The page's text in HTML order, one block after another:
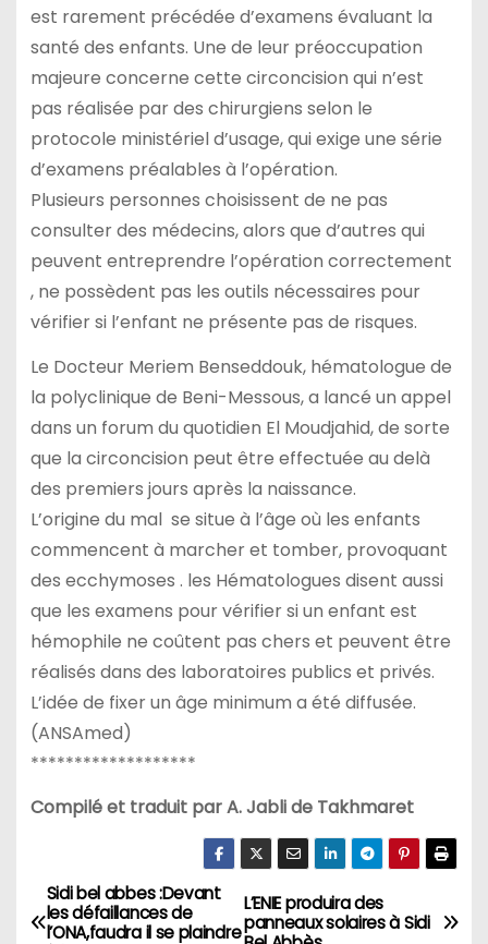
est rarement précédée d’examens évaluant la
santé des enfants. Une de leur préoccupation
majeure concerne cette circoncision qui n’est
pas réalisée par des chirurgiens selon le
protocole ministériel d’usage, qui exige une série
d’examens préalables à l’opération.
Plusieurs personnes choisissent de ne pas
consulter des médecins, alors que d’autres qui
peuvent entreprendre l’opération correctement
, ne possèdent pas les outils nécessaires pour
vérifier si l’enfant ne présente pas de risques.
Le Docteur Meriem Benseddouk, hématologue de
la polyclinique de Beni-Messous, a lancé un appel
dans un forum du quotidien El Moudjahid, de sorte
que la circoncision peut être effectuée au delà
des premiers jours après la naissance.
L’origine du mal se situe à l’âge où les enfants
commencent à marcher et tomber, provoquant
des ecchymoses . les Hématologues disent aussi
que les examens pour vérifier si un enfant est
hémophile ne coûtent pas chers et peuvent être
réalisés dans des laboratoires publics et privés.
L’idée de fixer un âge minimum a été diffusée.
(ANSAmed)
*******************
Compilé et traduit par A. Jabli de Takhmaret
N
L’ENIE produira des
panneaux solaires à Sidi
Sidi bel abbes :Devant
les défaillances de
l’ONA,faudra il se plaindre